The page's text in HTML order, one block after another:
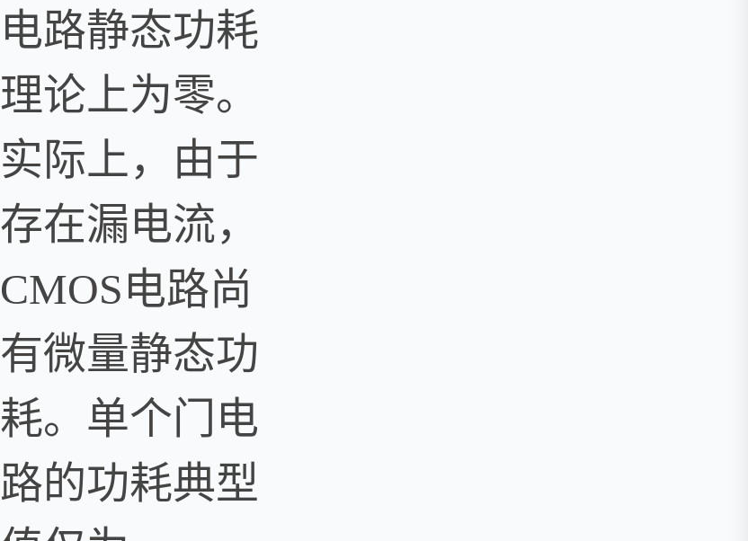
电路静态功耗
理论上为零。
实际上，由于
存在漏电流，
CMOS电路尚
有微量静态功
耗。单个门电
路的功耗典型